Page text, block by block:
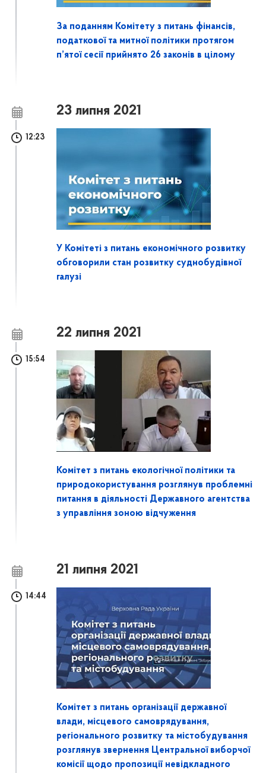
За поданням Комітету з питань фінансів,
податкової та митної політики протягом
п’ятої сесії прийнято 26 законів в цілому
23 липня 2021
12:23
У Комітеті з питань економічного розвитку
обговорили стан розвитку суднобудівної
галузі
22 липня 2021
15:54
Комітет з питань екологічної політики та
природокористування розглянув проблемні
питання в діяльності Державного агентства
з управління зоною відчуження
21 липня 2021
14:44
Комітет з питань організації державної
влади, місцевого самоврядування,
регіонального розвитку та містобудування
розглянув звернення Центральної виборчої
комісії щодо пропозиції невідкладного